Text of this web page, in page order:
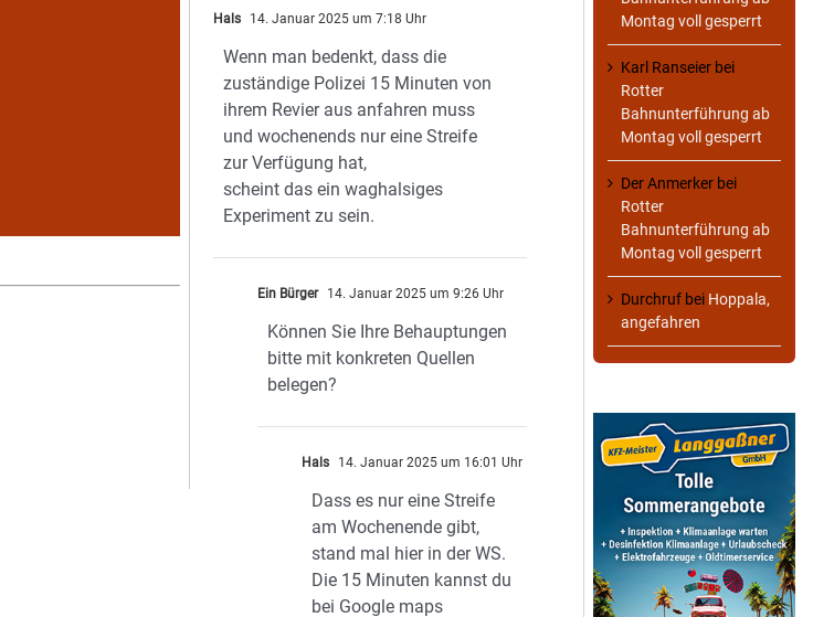
Hals 14. Januar 2025 um 7:18 Uhr
Wenn man bedenkt, dass die
zuständige Polizei 15 Minuten von
ihrem Revier aus anfahren muss
und wochenends nur eine Streife
zur Verfügung hat,
scheint das ein waghalsiges
Experiment zu sein.
Ein Bürger 14. Januar 2025 um 9:26 Uhr
Können Sie Ihre Behauptungen
bitte mit konkreten Quellen
belegen?
Hals 14. Januar 2025 um 16:01 Uhr
Dass es nur eine Streife
am Wochenende gibt,
stand mal hier in der WS.
Die 15 Minuten kannst du
bei Google maps
Montag voll gesperrt
Karl Ranseier bei
Rotter
Bahnunterführung ab
Montag voll gesperrt
Der Anmerker bei
Rotter
Bahnunterführung ab
Montag voll gesperrt
Durchruf bei Hoppala,
angefahren